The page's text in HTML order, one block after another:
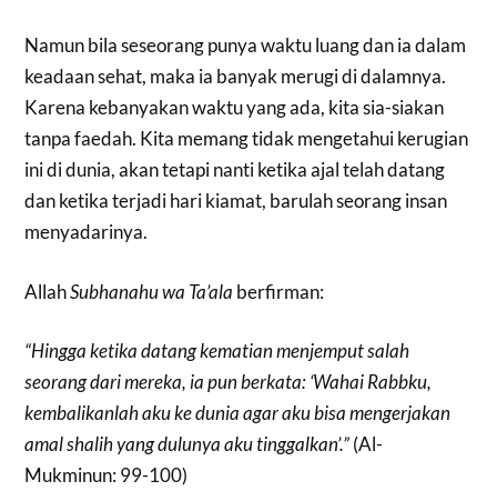
Namun bila seseorang punya waktu luang dan ia dalam
keadaan sehat, maka ia banyak merugi di dalamnya.
Karena kebanyakan waktu yang ada, kita sia-siakan
tanpa faedah. Kita memang tidak mengetahui kerugian
ini di dunia, akan tetapi nanti ketika ajal telah datang
dan ketika terjadi hari kiamat, barulah seorang insan
menyadarinya.
AllahSubhanahu wa Ta’ala berfirman:
“Hingga ketika datang kematian menjemput salah
seorang dari mereka, ia pun berkata: ‘Wahai Rabbku,
kembalikanlah aku ke dunia agar aku bisa mengerjakan
amal shalih yang dulunya aku tinggalkan’.”(Al-
Mukminun: 99-100)